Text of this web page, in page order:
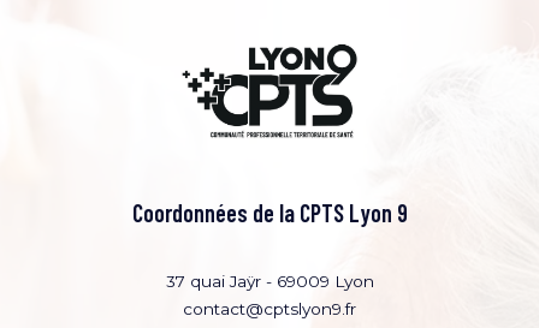
Coordonnées de la CPTS Lyon 9
37 quai Jaÿr - 69009 Lyon
contact@cptslyon9.fr